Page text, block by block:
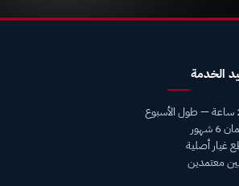
الخدمة
شهور
غيار أصلية
معتمدين